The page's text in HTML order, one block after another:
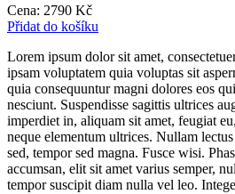
Cena: 2790 Kč
Přidat do košíku
Lorem ipsum dolor sit amet,
ipsam voluptatem quia voluptas sit
quia consequuntur magni dolores eos
nesciunt. Suspendisse sagittis ultrices
imperdiet in, aliquam sit amet, feugiat
neque elementum ultrices. Nullam
sed, tempor sed magna. Fusce wisi.
accumsan, elit sit amet varius semper,
tempor suscipit diam nulla vel leo.